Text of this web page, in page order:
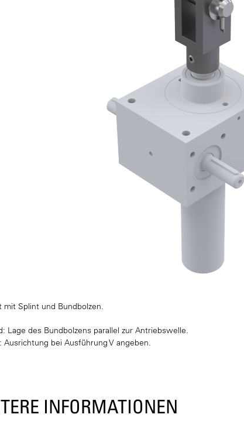
mit Splint und Bundbolzen.
Lage des Bundbolzens parallel zur Antriebswelle.
Ausrichtung bei Ausführung V angeben.
INFORMATIONEN